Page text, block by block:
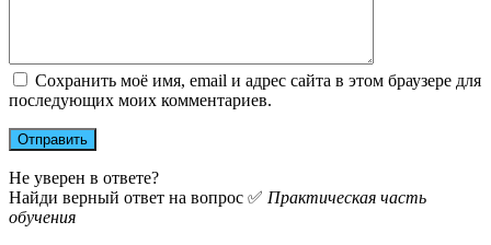
Сохранить моё имя, email и адрес сайта в этом браузере для
последующих моих комментариев.
Не уверен в ответе?
Найди верный ответ на вопрос ✅ Практическая часть
обучения